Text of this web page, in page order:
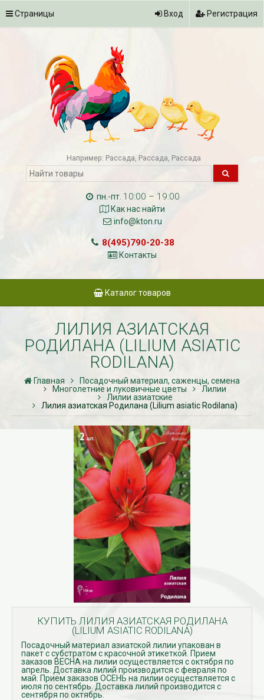
Страницы Вход Регистрация
Например: Рассада Рассада Рассада
пн.-пт. 10:00 – 19:00
Как нас найти
info@kton.ru
8(495)790-20-38
Контакты
Каталог товаров
ЛИЛИЯ АЗИАТСКАЯ
РОДИЛАНА (LILIUM ASIATIC
RODILANA)
Главная
Посадочный материал, саженцы, семена
Многолетние и луковичные цветы
Лилии
Лилии азиатские
Лилия азиатская Родилана (Lilium asiatic Rodilana)
КУПИТЬ ЛИЛИЯ АЗИАТСКАЯ РОДИЛАНА
(LILIUM ASIATIC RODILANA)
Посадочный материал азиатской лилии упакован в
пакет с субстратом с красочной этикеткой. Прием
заказов ВЕСНА на лилии осуществляется с октября по
апрель. Доставка лилий производится с февраля по
май. Прием заказов ОСЕНЬ на лилии осуществляется с
июля по сентябрь. Доставка лилий производится с
сентября по октябрь.